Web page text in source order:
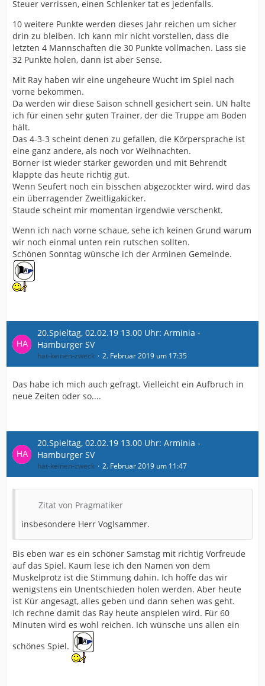
Steuer verrissen, einen Schlenker tat es jedenfalls.
10 weitere Punkte werden dieses Jahr reichen um sicher
drin zu bleiben. Ich kann mir nicht vorstellen, dass die
letzten 4 Mannschaften die 30 Punkte vollmachen. Lass sie
32 Punkte holen, dann ist aber Sense.
Mit Ray haben wir eine ungeheure Wucht im Spiel nach
vorne bekommen.
Da werden wir diese Saison schnell gesichert sein. UN halte
ich für einen sehr guten Trainer, der die Truppe am Boden
hält.
Das 4-3-3 scheint denen zu gefallen, die Körpersprache ist
eine ganz andere, als noch vor Weihnachten.
Börner ist wieder stärker geworden und mit Behrendt
klappte das heute richtig gut.
Wenn Seufert noch ein bisschen abgezockter wird, wird das
ein überragender Zweitligakicker.
Staude scheint mir momentan irgendwie verschenkt.
Wenn ich nach vorne schaue, sehe ich keinen Grund warum
wir noch einmal unten rein rutschen sollten.
Schönen Sonntag wünsche ich der Arminen Gemeinde.
20.Spieltag, 02.02.19 13.00 Uhr: Arminia -
Hamburger SV
hat-keinen-zweck 2. Februar 2019 um 17:35
Das habe ich mich auch gefragt. Vielleicht ein Aufbruch in
neue Zeiten oder so....
20.Spieltag, 02.02.19 13.00 Uhr: Arminia -
Hamburger SV
hat-keinen-zweck 2. Februar 2019 um 11:47
Zitat von Pragmatiker
insbesondere Herr Voglsammer.
Bis eben war es ein schöner Samstag mit richtig Vorfreude
auf das Spiel. Kaum lese ich den Namen von dem
Muskelprotz ist die Stimmung dahin. Ich hoffe das wir
wenigstens ein Unentschieden holen werden. Aber heute
ist Kür angesagt, alles geben und dann sehen was geht.
Ich rechne damit das Ray heute anspielen wird. Für 60
Minuten wird es wohl reichen. Ich wünsche uns allen ein
schönes Spiel.